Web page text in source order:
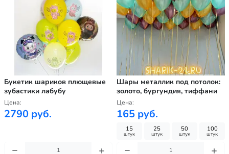
Букетик шариков плющевые
зубастики лабубу
Цена:
2790 руб.
Шары металлик под потолок:
золото, бургундия, тиффани
Цена:
165 руб.
15
штук
25
штук
50
штук
100
штук